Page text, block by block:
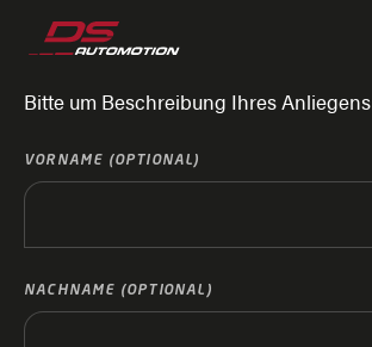
Zum Hauptinhalt springen
Zum Footer springen
Zum Ende der Navigation springen
Zum Beginn der Navigation springen
Bitte um Beschreibung Ihres Anliegens
VORNAME (OPTIONAL)
NACHNAME (OPTIONAL)